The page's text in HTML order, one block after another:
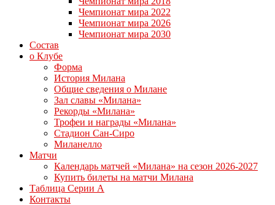
Чемпионат мира 2022
Чемпионат мира 2026
Чемпионат мира 2030
Состав
о Клубе
Форма
История Милана
Общие сведения о Милане
Зал славы «Милана»
Рекорды «Милана»
Трофеи и награды «Милана»
Стадион Сан-Сиро
Миланелло
Матчи
Календарь матчей «Милана» на сезон 2026-2027
Купить билеты на матчи Милана
Таблица Серии А
Контакты